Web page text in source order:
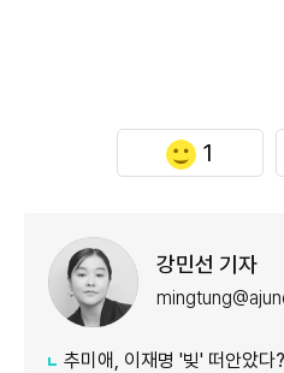
1
강민선 기자
추미애, 이재명 '빚' 떠안았다?… '경